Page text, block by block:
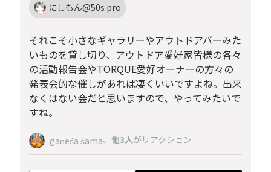
にしもん@50s pro
それこそ小さなギャラリーやアウトドアバーみた
いものを貸し切り、アウトドア愛好家皆様の各々
の活動報告会やTORQUE愛好オーナーの方々の
発表会的な催しがあれば凄くいいですよね。出来
なくはない会だと思いますので、やってみたいで
すね。
gaṇeśa śama、 他3人がリアクション